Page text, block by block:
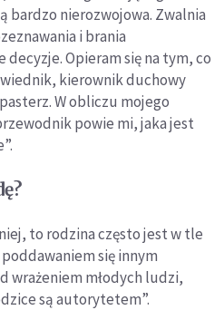
bardzo nierozwojowa. Zwalnia
i brania
Opieram się na tym, co
kierownik duchowy
W obliczu mojego
powie mi, jaka jest
to rodzina często jest w tle
się innym
wrażeniem młodych ludzi,
są autorytetem”.